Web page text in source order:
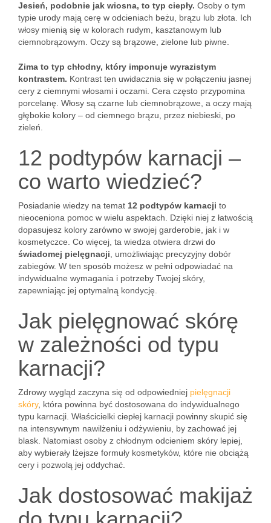
Jesień, podobnie jak wiosna, to typ ciepły. Osoby o tym
typie urody mają cerę w odcieniach beżu, brązu lub złota. Ich
włosy mienią się w kolorach rudym, kasztanowym lub
ciemnobrązowym. Oczy są brązowe, zielone lub piwne.
Zima to typ chłodny, który imponuje wyrazistym
kontrastem. Kontrast ten uwidacznia się w połączeniu jasnej
cery z ciemnymi włosami i oczami. Cera często przypomina
porcelanę. Włosy są czarne lub ciemnobrązowe, a oczy mają
głębokie kolory – od ciemnego brązu, przez niebieski, po
zieleń.
12 podtypów karnacji –
co warto wiedzieć?
Posiadanie wiedzy na temat 12 podtypów karnacji to
nieoceniona pomoc w wielu aspektach. Dzięki niej z łatwością
dopasujesz kolory zarówno w swojej garderobie, jak i w
kosmetyczce. Co więcej, ta wiedza otwiera drzwi do
świadomej pielęgnacji , umożliwiając precyzyjny dobór
zabiegów. W ten sposób możesz w pełni odpowiadać na
indywidualne wymagania i potrzeby Twojej skóry,
zapewniając jej optymalną kondycję.
Jak pielęgnować skórę
w zależności od typu
karnacji?
Zdrowy wygląd zaczyna się od odpowiedniej pielęgnacji
skóry, która powinna być dostosowana do indywidualnego
typu karnacji. Właścicielki ciepłej karnacji powinny skupić się
na intensywnym nawilżeniu i odżywieniu, by zachować jej
blask. Natomiast osoby z chłodnym odcieniem skóry lepiej,
aby wybierały lżejsze formuły kosmetyków, które nie obciążą
cery i pozwolą jej oddychać.
Jak dostosować makijaż